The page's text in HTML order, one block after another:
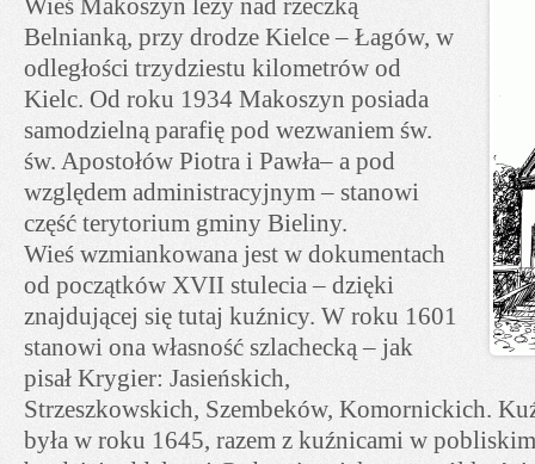
Belnianką, przy drodze Kielce – Łagów, w
odległości trzydziestu kilometrów od
Kielc. Od roku 1934 Makoszyn posiada
samodzielną parafię pod wezwaniem św.
św. Apostołów Piotra i Pawła– a pod
względem administracyjnym – stanowi
część terytorium gminy Bieliny.
Wieś wzmiankowana jest w dokumentach
od początków XVII stulecia – dzięki
znajdującej się tutaj kuźnicy. W roku 1601
stanowi ona własność szlachecką – jak
pisał Krygier: Jasieńskich,
Strzeszkowskich, Szembeków, Komornickich.
była w roku 1645, razem z kuźnicami w